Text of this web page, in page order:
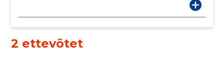
2 ettevõtet